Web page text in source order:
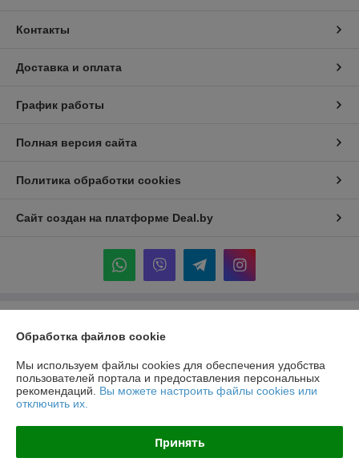
Контакты
Доставка и оплата
График работы
Полная версия сайта
Политика обработки cookies
Сайт создан на платформе Deal.by
г. Минск ул. Прушинских дом 6 , кв 133
Регистрационный номер ЕГР: 193513378
Регистрационный орган: Минский горисполком
Обработка файлов cookie
Мы используем файлы cookies для обеспечения удобства
пользователей портала и предоставления персональных
рекомендаций. Вы можете настроить файлы cookies или
отключить их.
Принять